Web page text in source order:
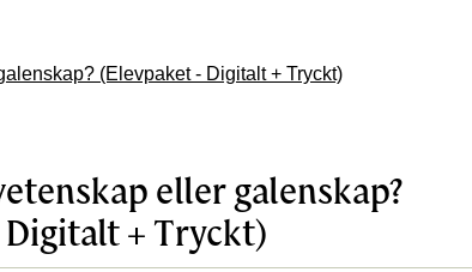
(Elevpaket - Digitalt + Tryckt)
eller galenskap?
+ Tryckt)